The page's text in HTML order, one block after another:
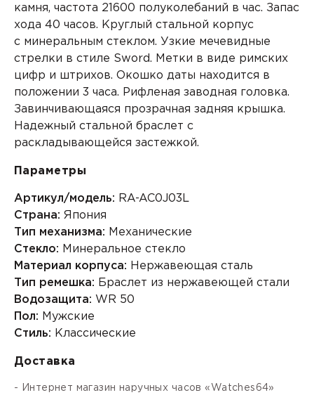
камня, частота 21600 полуколебаний в час. Запас
хода 40 часов. Круглый стальной корпус
с минеральным стеклом. Узкие мечевидные
стрелки в стиле Sword. Метки в виде римских
цифр и штрихов. Окошко даты находится в
положении 3 часа. Рифленая заводная головка.
Завинчивающаяся прозрачная задняя крышка.
Надежный стальной браслет с
раскладывающейся застежкой.
Параметры
Артикул/модель: RA-AC0J03L
Страна: Япония
Тип механизма: Механические
Стекло: Минеральное стекло
Материал корпуса: Нержавеющая сталь
Тип ремешка: Браслет из нержавеющей стали
Водозащита: WR 50
Пол: Мужские
Стиль: Классические
Доставка
- Интернет магазин наручных часов «Watches64»